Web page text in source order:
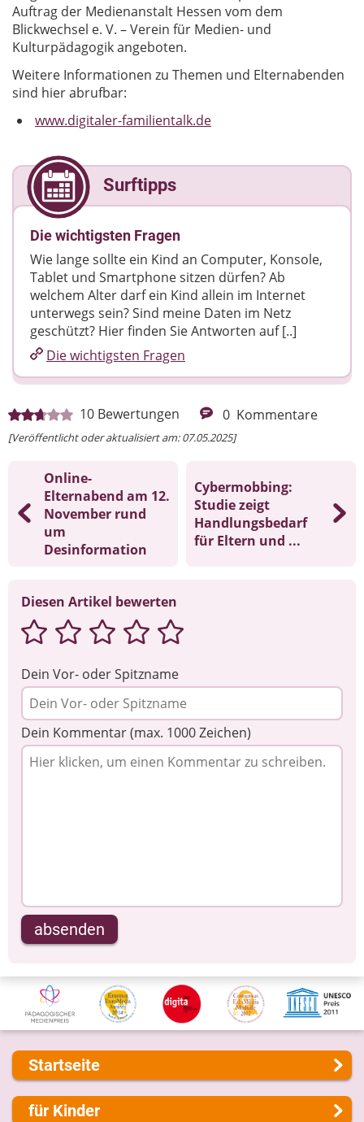
Auftrag der Medienanstalt Hessen vom dem
Blickwechsel e. V. – Verein für Medien- und
Kulturpädagogik angeboten.
Weitere Informationen zu Themen und Elternabenden
sind hier abrufbar:
www.digitaler-familientalk.de
10 Bewertungen 0 Kommentare
[Veröffentlicht oder aktualisiert am: 07.05.2025]
Online-
Elternabend am 12.
November rund
um
Desinformation
Cybermobbing:
Studie zeigt
Handlungsbedarf
für Eltern und ...
Diesen Artikel bewerten
Dein Vor- oder Spitzname
Dein Kommentar (max. 1000 Zeichen)
absenden
Surftipps
Die wichtigsten Fragen
Wie lange sollte ein Kind an Computer, Konsole,
Tablet und Smartphone sitzen dürfen? Ab
welchem Alter darf ein Kind allein im Internet
unterwegs sein? Sind meine Daten im Netz
geschützt? Hier finden Sie Antworten auf [..]
Die wichtigsten Fragen
Startseite
Über uns
für Kinder